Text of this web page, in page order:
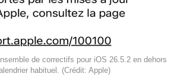
de correctifs pour iOS 26.5.2 en dehors
habituel. (Crédit: Apple)